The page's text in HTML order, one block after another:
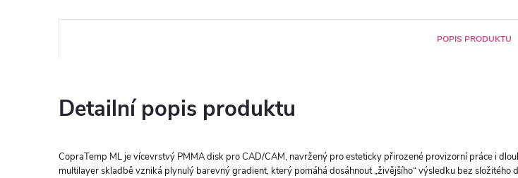
POPIS PRODUKTU
Detailní popis produktu
CopraTemp ML je vícevrstvý PMMA disk pro CAD/CAM, navržený pro esteticky přirozené provizorní práce i
multilayer skladbě vzniká plynulý barevný gradient, který pomáhá dosáhnout „živějšího“ výsledku bez složitého